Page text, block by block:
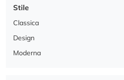
Stile
Classica
Design
Moderna